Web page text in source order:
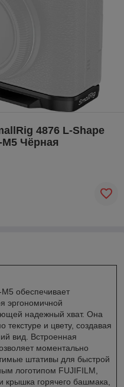
4876 L-Shape
Чёрная
обеспечивает
эргономичной
надежный хват. Она
текстуре и цвету, создавая
вид. Встроенная
моментально
штативы для быстрой
логотипом FUJIFILM,
крышка горячего башмака,